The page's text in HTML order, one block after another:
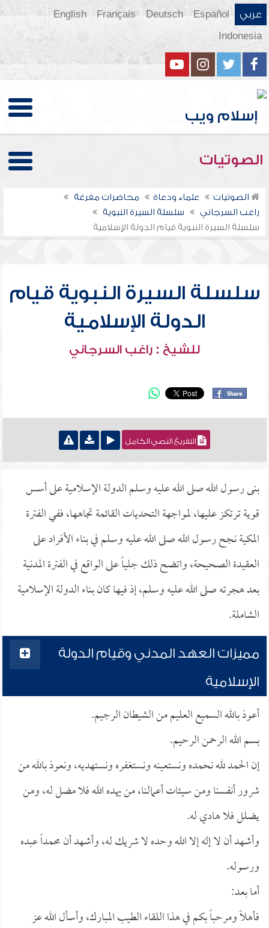
عربي Español
Deutsch
Français
English
Indonesia
الصوتيات
الصوتيات علماء ودعاة
محاضرات مفرغة
راغب السرجاني
سلسلة السيرة النبوية
سلسلة السيرة النبوية قيام الدولة الإسلامية
سلسلة السيرة النبوية قيام
الدولة الإسلامية
للشيخ : راغب السرجاني
التفريغ النصي الكامل
بنى رسول الله صلى الله عليه وسلم الدولة الإسلامية على أسس
قوية ترتكز عليها، لمواجهة التحديات القائمة تجاهها، ففي الفترة
المكية نجح رسول الله صلى الله عليه وسلم في بناء الأفراد على
العقيدة الصحيحة، واتضح ذلك جلياً على الواقع في الفترة المدنية
بعد هجرته صلى الله عليه وسلم، إذ فيها كان بناء الدولة الإسلامية
الشاملة.
مميزات العهد المدني وقيام الدولة
الإسلامية
أعوذ بالله السميع العليم من الشيطان الرجيم.
بسم الله الرحمن الرحيم.
إن الحمد لله نحمده ونستعينه ونستغفره ونستهديه، ونعوذ بالله من
شرور أنفسنا ومن سيئات أعمالنا، من يهده الله فلا مضل له، ومن
يضلل فلا هادي له.
وأشهد أن لا إله إلا الله وحده لا شريك له، وأشهد أن محمداً عبده
ورسوله.
أما بعد:
فأهلاً ومرحباً بكم في هذا اللقاء الطيب المبارك، وأسأل الله عز